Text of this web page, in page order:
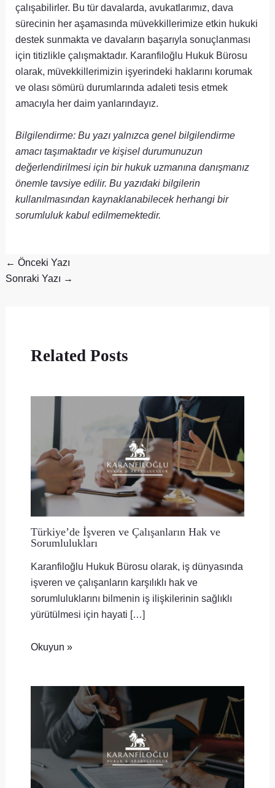
çalışabilirler. Bu tür davalarda, avukatlarımız, dava
sürecinin her aşamasında müvekkillerimize etkin hukuki
destek sunmakta ve davaların başarıyla sonuçlanması
için titizlikle çalışmaktadır. Karanfiloğlu Hukuk Bürosu
olarak, müvekkillerimizin işyerindeki haklarını korumak
ve olası sömürü durumlarında adaleti tesis etmek
amacıyla her daim yanlarındayız.
Bilgilendirme: Bu yazı yalnızca genel bilgilendirme
amacı taşımaktadır ve kişisel durumunuzun
değerlendirilmesi için bir hukuk uzmanına danışmanız
önemle tavsiye edilir. Bu yazıdaki bilgilerin
kullanılmasından kaynaklanabilecek herhangi bir
sorumluluk kabul edilmemektedir.
← Önceki Yazı
Sonraki Yazı →
Related Posts
Türkiye’de İşveren ve Çalışanların Hak ve
Sorumlulukları
Karanfiloğlu Hukuk Bürosu olarak, iş dünyasında
işveren ve çalışanların karşılıklı hak ve
sorumluluklarını bilmenin iş ilişkilerinin sağlıklı
yürütülmesi için hayati […]
Okuyun »